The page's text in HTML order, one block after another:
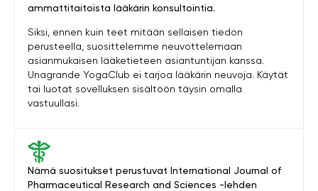
Nämä suositukset perustuvat International Journal of
Pharmaceutical Research and Sciences -lehden
ammattitaitoista lääkärin konsultointia.
Siksi, ennen kuin teet mitään sellaisen tiedon
perusteella, suosittelemme neuvottelemaan
asianmukaisen lääketieteen asiantuntijan kanssa.
Unagrande YogaClub ei tarjoa lääkärin neuvoja. Käytät
tai luotat sovelluksen sisältöön täysin omalla
vastuullasi.